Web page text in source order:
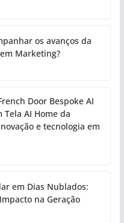
os avanços da
Marketing?
Door Bespoke AI
Tela AI Home da
e tecnologia em
em Dias Nublados:
na Geração